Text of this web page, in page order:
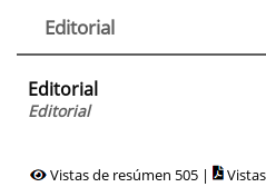
Editorial
Editorial
Editorial
Vistas de resúmen 505 |